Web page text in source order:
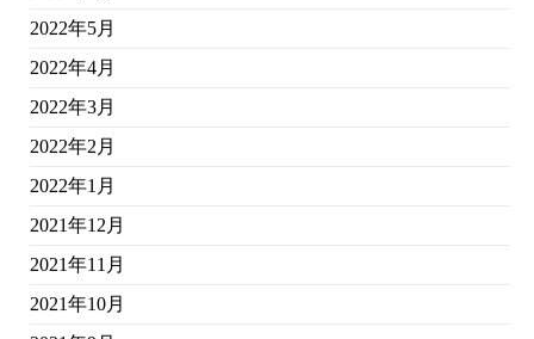
2022年5月
2022年4月
2022年3月
2022年2月
2022年1月
2021年12月
2021年11月
2021年10月